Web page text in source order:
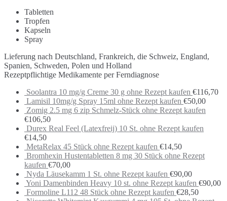
Tabletten
Tropfen
Kapseln
Spray
Lieferung nach Deutschland, Frankreich, die Schweiz, England,
Spanien, Schweden, Polen und Holland
Rezeptpflichtige Medikamente per Ferndiagnose
Soolantra 10 mg/g Creme 30 g ohne Rezept kaufen €116,70
Lamisil 10mg/g Spray 15ml ohne Rezept kaufen €50,00
Zomig 2.5 mg 6 zip Schmelz-Stück ohne Rezept kaufen
€106,50
Durex Real Feel (Latexfreij) 10 St. ohne Rezept kaufen
€14,50
MetaRelax 45 Stück ohne Rezept kaufen €14,50
Bromhexin Hustentabletten 8 mg 30 Stück ohne Rezept
kaufen €70,00
Nyda Läusekamm 1 St. ohne Rezept kaufen €90,00
Yoni Damenbinden Heavy 10 st. ohne Rezept kaufen €90,00
Formoline L112 48 Stück ohne Rezept kaufen €28,50